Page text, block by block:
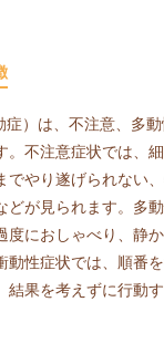
症）は、不注意、多
。不注意症状では、
やり遂げられない、
どが見られます。多
度におしゃべり、静
動性症状では、順番
結果を考えずに行動